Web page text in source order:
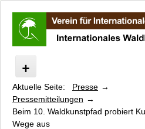
Aktuelles
Internationales Waldkunst Zentrum
Kinderprogramm
Aktuelle Seite:
Presse
Pressemitteilungen
Beim 10. Waldkunstpfad probiert
Wege aus